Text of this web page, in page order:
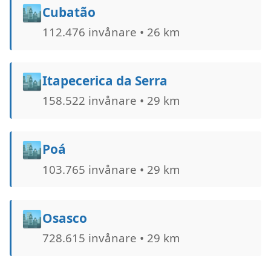
🏙️Cubatão
112.476 invånare • 26 km
🏙️Itapecerica da Serra
158.522 invånare • 29 km
🏙️Poá
103.765 invånare • 29 km
🏙️Osasco
728.615 invånare • 29 km